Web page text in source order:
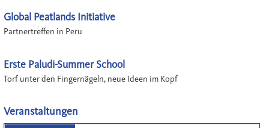
Global Peatlands Initiative
Partnertreffen in Peru
Erste Paludi-Summer School
Torf unter den Fingernägeln, neue Ideen im Kopf
Veranstaltungen